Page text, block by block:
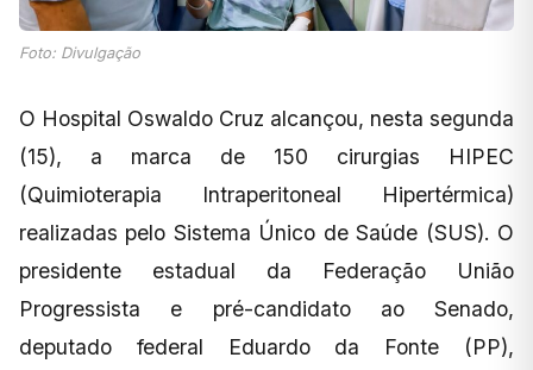
Foto: Divulgação
O Hospital Oswaldo Cruz alcançou, nesta segunda
(15), a marca de 150 cirurgias HIPEC
(Quimioterapia Intraperitoneal Hipertérmica)
realizadas pelo Sistema Único de Saúde (SUS). O
presidente estadual da Federação União
Progressista e pré-candidato ao Senado,
deputado federal Eduardo da Fonte (PP),